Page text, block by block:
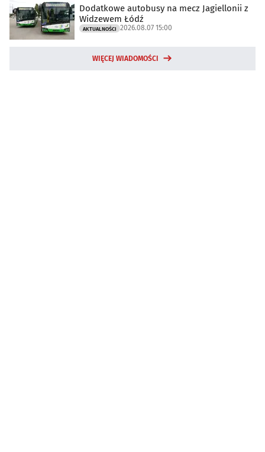
Dodatkowe autobusy na mecz Jagiellonii z
Widzewem Łódź
AKTUALNOŚCI 2026.08.07 15:00
WIĘCEJ WIADOMOŚCI